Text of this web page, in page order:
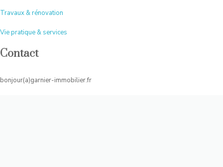
Travaux & rénovation
Vie pratique & services
Contact
bonjour(a)garnier-immobilier.fr